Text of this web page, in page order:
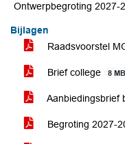
Ontwerpbegroting 2027-
Bijlagen
Raadsvoorstel
Brief college 8 MB
Aanbiedingsbrief
Begroting 2027-